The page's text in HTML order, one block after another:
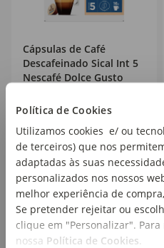
Política de Cookies
Utilizamos cookies e/ ou
de terceiros) que nos
adaptadas às suas
personalizados nos nossos
melhor experiência de
Se pretender rejeitar ou
clique em "Personalizar".
nossa Política de Cookies.
Cápsulas de Café
Descafeinado Sical Int 5
Nescafé Dolce Gusto
6
0,41€/un